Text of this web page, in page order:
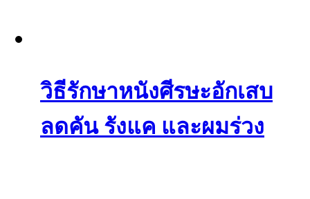
วิธีรักษาหนังศีรษะอักเสบ
ลดคัน รังแค และผมร่วง